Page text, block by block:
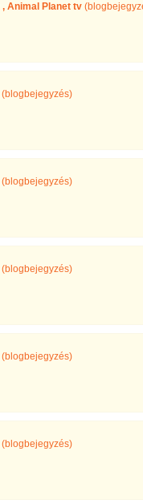
Animal Planet tv
(blogbejegyzés)
(blogbejegyzés)
(blogbejegyzés)
(blogbejegyzés)
(blogbejegyzés)